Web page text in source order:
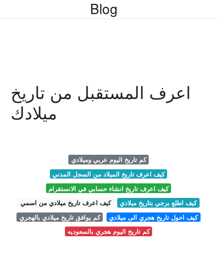
Blog
اعرف المستقبل من تاريخ
ميلادك
كم تاريخ اليوم عربي وميلادي
كيف اعرف تاريخ الميلاد من السجل المدني
كيف اعرف تاريخ انشاء حسابي في الانستقرام
كيف اعرف تاريخ ميلادي من اسمي
كيف اطلع برجي بتاريخ ميلادي
كم يوافق تاريخ ميلادي بالهجري
كيف احول تاريخ هجري الى ميلادي
كم تاريخ اليوم هجري بالسعوديه